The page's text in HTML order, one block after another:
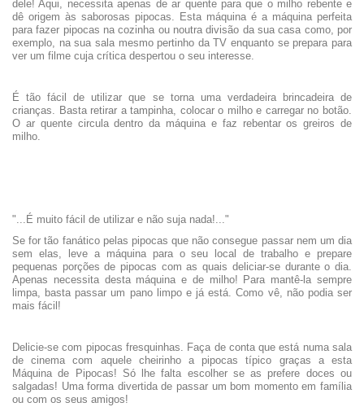
dele! Aqui, necessita apenas de ar quente para que o milho rebente e
dê origem às saborosas pipocas. Esta máquina é a máquina perfeita
para fazer pipocas na cozinha ou noutra divisão da sua casa como, por
exemplo, na sua sala mesmo pertinho da TV enquanto se prepara para
ver um filme cuja crítica despertou o seu interesse.
É tão fácil de utilizar que se torna uma verdadeira brincadeira de
crianças. Basta retirar a tampinha, colocar o milho e carregar no botão.
O ar quente circula dentro da máquina e faz rebentar os greiros de
milho.
"...É muito fácil de utilizar e não suja nada!..."
Se for tão fanático pelas pipocas que não consegue passar nem um dia
sem elas, leve a máquina para o seu local de trabalho e prepare
pequenas porções de pipocas com as quais deliciar-se durante o dia.
Apenas necessita desta máquina e de milho! Para mantê-la sempre
limpa, basta passar um pano limpo e já está. Como vê, não podia ser
mais fácil!
Delicie-se com pipocas fresquinhas. Faça de conta que está numa sala
de cinema com aquele cheirinho a pipocas típico graças a esta
Máquina de Pipocas! Só lhe falta escolher se as prefere doces ou
salgadas! Uma forma divertida de passar um bom momento em família
ou com os seus amigos!